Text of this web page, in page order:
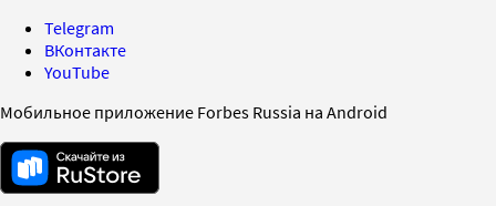
Telegram
ВКонтакте
YouTube
Мобильное приложение Forbes Russia на Android